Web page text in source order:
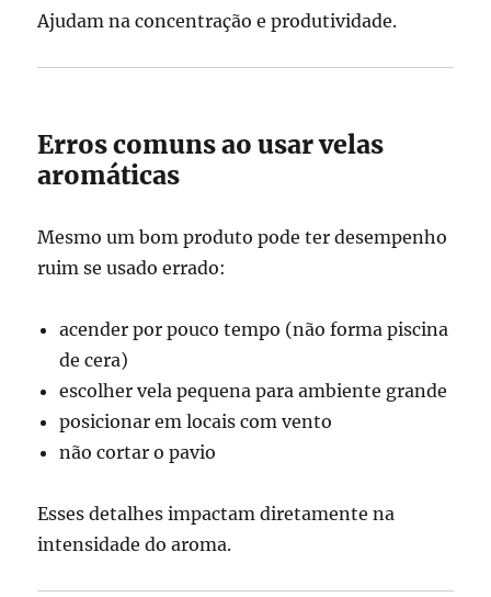
Ajudam na concentração e produtividade.
Erros comuns ao usar velas
aromáticas
Mesmo um bom produto pode ter desempenho
ruim se usado errado:
acender por pouco tempo (não forma piscina
de cera)
escolher vela pequena para ambiente grande
posicionar em locais com vento
não cortar o pavio
Esses detalhes impactam diretamente na
intensidade do aroma.